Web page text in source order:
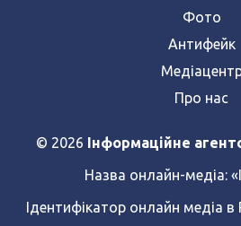
Фото
Антифейк
Про нас
© 2026 Інформаційне
Назва онлайн-медіа:
Ідентифікатор онлайн медіа